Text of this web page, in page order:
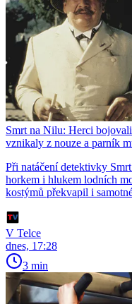
Smrt na Nilu: Herci
vznikaly z nouze a parník
Při natáčení detektivky
horkem i hlukem lodních
kostýmů překvapil i
V Telce
dnes, 17:28
3 min